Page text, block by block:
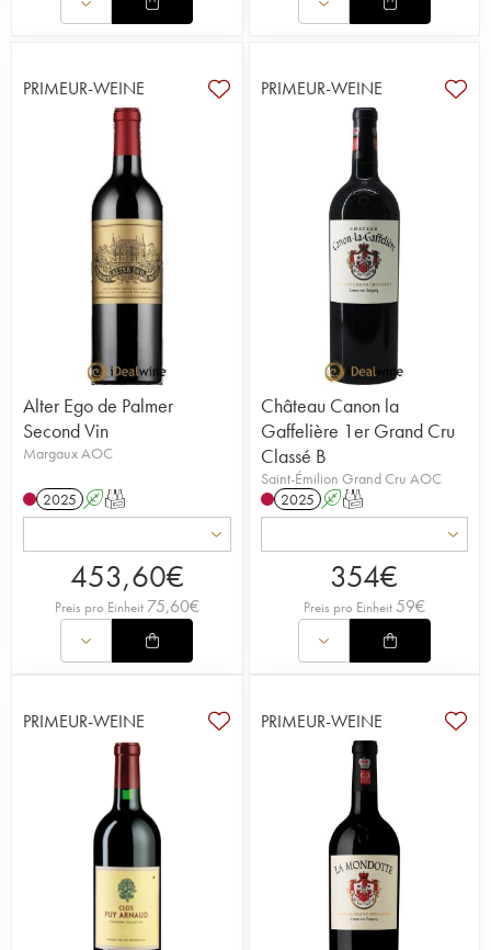
PRIMEUR-WEINE
Alter Ego de Palmer
Second Vin
Margaux AOC
2025 AT
453,60€
Preis pro Einheit 75,60€
PRIMEUR-WEINE
Château Canon la
Gaffelière 1er Grand Cru
Classé B
Saint-Émilion Grand Cru AOC
2025 AT
354€
Preis pro Einheit 59€
PRIMEUR-WEINE PRIMEUR-WEINE